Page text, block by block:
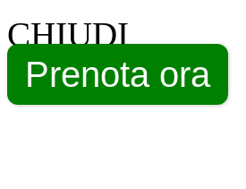
CHIUDI
Prenota ora